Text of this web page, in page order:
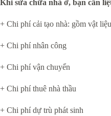
Khi sửa chữa nhà ở, bạn cần
+ Chi phí cải tạo nhà: gồm vật
+ Chi phí nhân công
+ Chi phí vận chuyển
+ Chi phí thuê nhà thầu
+ Chi phí dự trù phát sinh